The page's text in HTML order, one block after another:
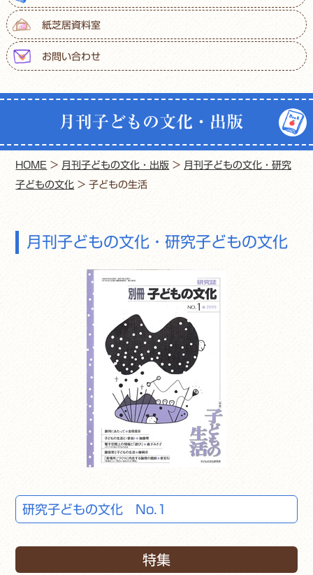
紙芝居資料室
お問い合わせ
月刊子どもの文化・出版
HOME > 月刊子どもの文化・出版 > 月刊子どもの文化・研究
子どもの文化 >子どもの生活
月刊子どもの文化・研究子どもの文化
研究子どもの文化 No.1
特集